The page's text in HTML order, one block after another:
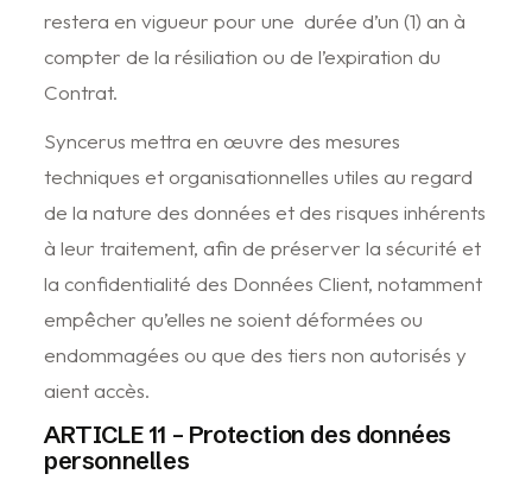
restera en vigueur pour une durée d’un (1) an à
compter de la résiliation ou de l’expiration du
Contrat.
Syncerus mettra en œuvre des mesures
techniques et organisationnelles utiles au regard
de la nature des données et des risques inhérents
à leur traitement, afin de préserver la sécurité et
la confidentialité des Données Client, notamment
empêcher qu’elles ne soient déformées ou
endommagées ou que des tiers non autorisés y
aient accès.
ARTICLE 11 – Protection des données
personnelles